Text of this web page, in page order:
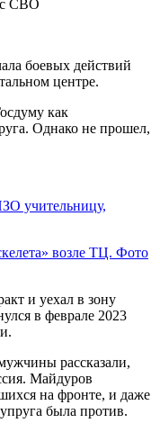
боевых действий
центре.
как
Однако не прошел,
учительницу,
возле ТЦ. Фото
и уехал в зону
в феврале 2023
рассказали,
Майдуров
на фронте, и даже
была против.